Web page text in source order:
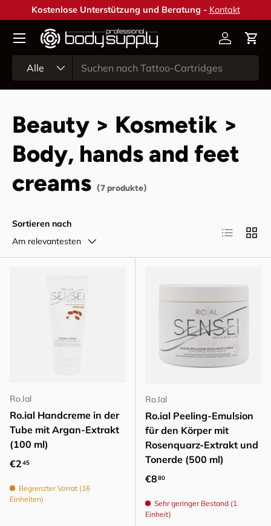
Direkt zum Inhalt
Kostenlose Unterstützung und Beratung - Kontakt
Alle
Konto
Beauty > Kosmetik >
Body, hands and feet
creams (7 produkte)
Sortieren nach
Am relevantesten
Ro.Ial
Ro.ial Handcreme in der
Tube mit Argan-Extrakt
(100 ml)
Normaler Preis
€245
Begrenzter Vorrat (16
Einheiten)
Ro.Ial
Ro.ial Peeling-Emulsion
für den Körper mit
Rosenquarz-Extrakt und
Tonerde (500 ml)
Normaler Preis
€880
Sehr geringer Bestand (1
Einheit)